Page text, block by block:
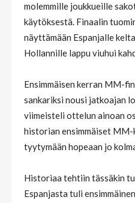
molemmille joukkueille
käytöksestä. Finaalin
näyttämään Espanjalle
Hollannille lappu viuhui
Ensimmäisen kerran MM-
sankariksi nousi jatkoajan
viimeisteli ottelun ainoan
historian ensimmäiset
tyytymään hopeaan jo
Historiaa tehtiin tässäkin
Espanjasta tuli